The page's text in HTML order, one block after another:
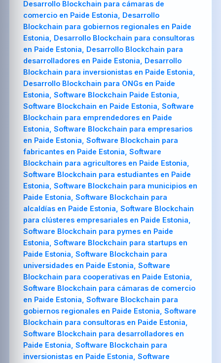
Desarrollo Blockchain para cámaras de
comercio en Paide Estonia, Desarrollo
Blockchain para gobiernos regionales en Paide
Estonia, Desarrollo Blockchain para consultoras
en Paide Estonia, Desarrollo Blockchain para
desarrolladores en Paide Estonia, Desarrollo
Blockchain para inversionistas en Paide Estonia,
Desarrollo Blockchain para ONGs en Paide
Estonia, Software Blockchain Paide Estonia,
Software Blockchain en Paide Estonia, Software
Blockchain para emprendedores en Paide
Estonia, Software Blockchain para empresarios
en Paide Estonia, Software Blockchain para
fabricantes en Paide Estonia, Software
Blockchain para agricultores en Paide Estonia,
Software Blockchain para estudiantes en Paide
Estonia, Software Blockchain para municipios en
Paide Estonia, Software Blockchain para
alcaldías en Paide Estonia, Software Blockchain
para clústeres empresariales en Paide Estonia,
Software Blockchain para pymes en Paide
Estonia, Software Blockchain para startups en
Paide Estonia, Software Blockchain para
universidades en Paide Estonia, Software
Blockchain para cooperativas en Paide Estonia,
Software Blockchain para cámaras de comercio
en Paide Estonia, Software Blockchain para
gobiernos regionales en Paide Estonia, Software
Blockchain para consultoras en Paide Estonia,
Software Blockchain para desarrolladores en
Paide Estonia, Software Blockchain para
inversionistas en Paide Estonia, Software